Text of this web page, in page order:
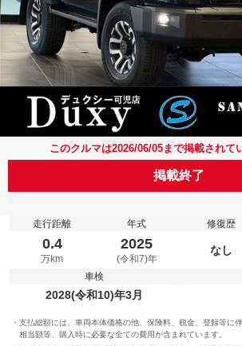
このクルマは2026/06/05まで掲載されて
掲載終了
走行距離
0.4
万km
年式
2025
(令和7)年
修復歴
なし
車検
2028(令和10)年3月
支払総額には、車両本体価格の他、保険料、税金、登録等に
相当額等、購入時に必要な全ての費用が含まれています。